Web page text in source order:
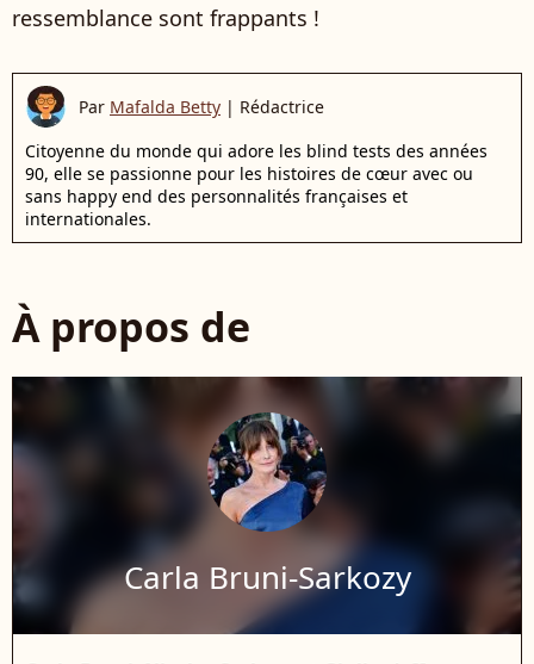
ressemblance sont frappants !
Par Mafalda Betty | Rédactrice
Citoyenne du monde qui adore les blind tests des années
90, elle se passionne pour les histoires de cœur avec ou
sans happy end des personnalités françaises et
internationales.
À propos de
Carla Bruni-Sarkozy